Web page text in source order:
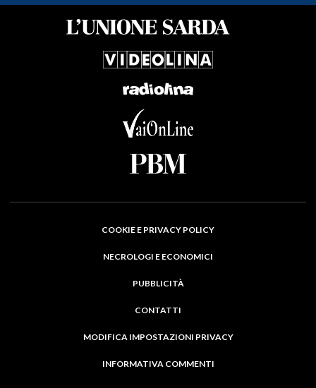
COOKIE E PRIVACY POLICY
NECROLOGI E ECONOMICI
PUBBLICITÀ
CONTATTI
MODIFICA IMPOSTAZIONI PRIVACY
INFORMATIVA COMMENTI